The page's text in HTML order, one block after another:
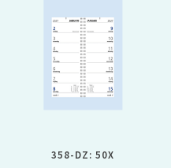
358-DZ: 50X